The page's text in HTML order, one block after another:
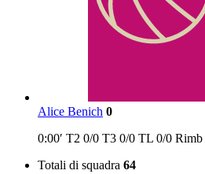
Alice Benich 0
0:00′ T2 0/0 T3 0/0 TL 0/0 Rimb
Totali di squadra 64